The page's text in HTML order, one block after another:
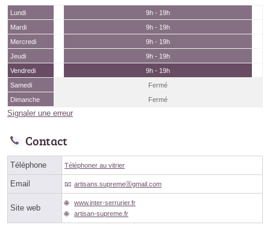
Lundi
9h - 19h
Mardi
9h - 19h
Mercredi
9h - 19h
Jeudi
9h - 19h
Vendredi
9h - 19h
Samedi
Fermé
Dimanche
Fermé
Signaler une erreur
Contact
Téléphone Téléphoner au vitrier
Email artisans.supremeⓐgmail.com
Site web
www.inter-serrurier.fr
artisan-supreme.fr